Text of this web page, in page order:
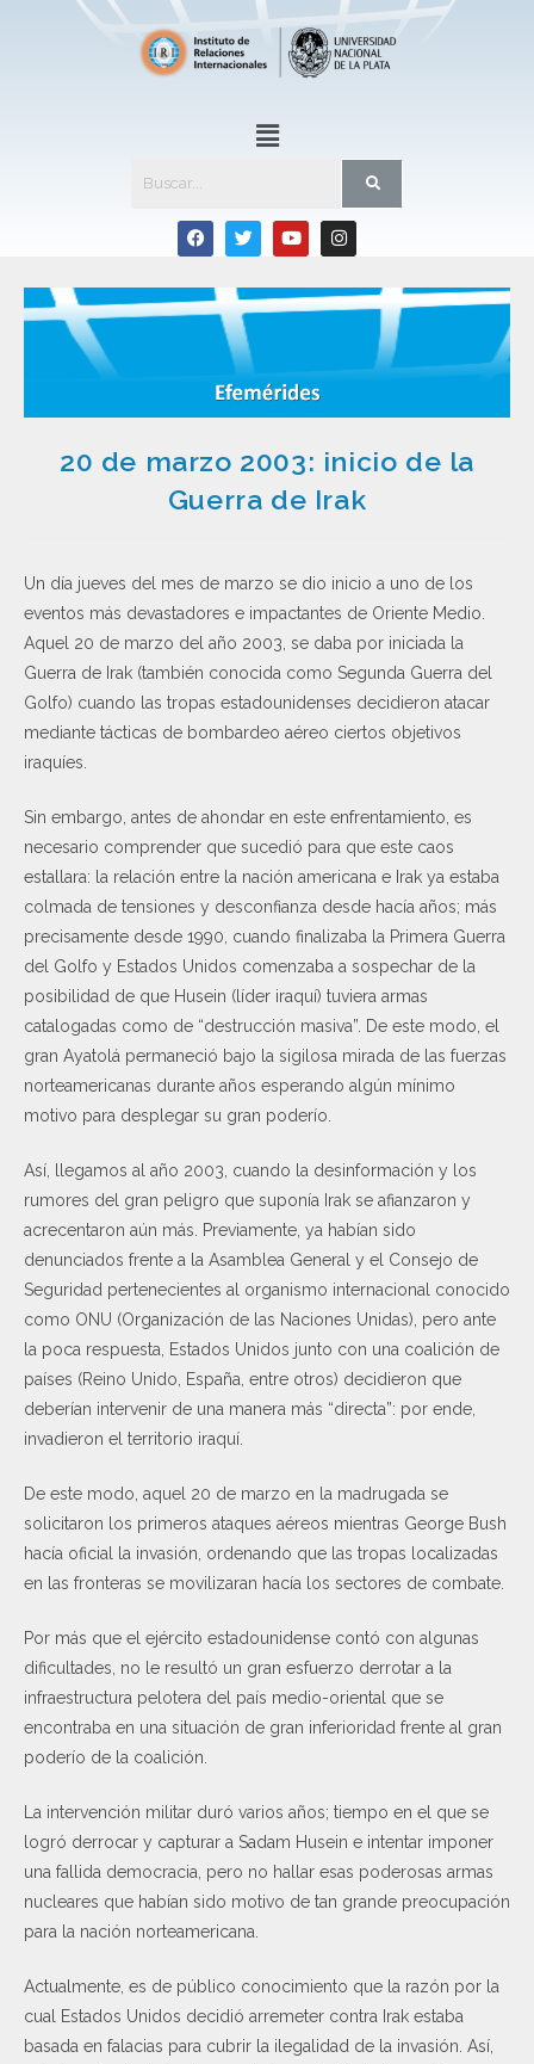
20 de marzo 2003: inicio de la
Guerra de Irak
Un día jueves del mes de marzo se dio inicio a uno de los
eventos más devastadores e impactantes de Oriente Medio.
Aquel 20 de marzo del año 2003, se daba por iniciada la
Guerra de Irak (también conocida como Segunda Guerra del
Golfo) cuando las tropas estadounidenses decidieron atacar
mediante tácticas de bombardeo aéreo ciertos objetivos
iraquíes.
Sin embargo, antes de ahondar en este enfrentamiento, es
necesario comprender que sucedió para que este caos
estallara: la relación entre la nación americana e Irak ya estaba
colmada de tensiones y desconfianza desde hacía años; más
precisamente desde 1990, cuando finalizaba la Primera Guerra
del Golfo y Estados Unidos comenzaba a sospechar de la
posibilidad de que Husein (líder iraquí) tuviera armas
catalogadas como de “destrucción masiva”. De este modo, el
gran Ayatolá permaneció bajo la sigilosa mirada de las fuerzas
norteamericanas durante años esperando algún mínimo
motivo para desplegar su gran poderío.
Así, llegamos al año 2003, cuando la desinformación y los
rumores del gran peligro que suponía Irak se afianzaron y
acrecentaron aún más. Previamente, ya habían sido
denunciados frente a la Asamblea General y el Consejo de
Seguridad pertenecientes al organismo internacional conocido
como ONU (Organización de las Naciones Unidas), pero ante
la poca respuesta, Estados Unidos junto con una coalición de
países (Reino Unido, España, entre otros) decidieron que
deberían intervenir de una manera más “directa”: por ende,
invadieron el territorio iraquí.
De este modo, aquel 20 de marzo en la madrugada se
solicitaron los primeros ataques aéreos mientras George Bush
hacía oficial la invasión, ordenando que las tropas localizadas
en las fronteras se movilizaran hacía los sectores de combate.
Por más que el ejército estadounidense contó con algunas
dificultades, no le resultó un gran esfuerzo derrotar a la
infraestructura pelotera del país medio-oriental que se
encontraba en una situación de gran inferioridad frente al gran
poderío de la coalición.
La intervención militar duró varios años; tiempo en el que se
logró derrocar y capturar a Sadam Husein e intentar imponer
una fallida democracia, pero no hallar esas poderosas armas
nucleares que habían sido motivo de tan grande preocupación
para la nación norteamericana.
Actualmente, es de público conocimiento que la razón por la
cual Estados Unidos decidió arremeter contra Irak estaba
basada en falacias para cubrir la ilegalidad de la invasión. Así,